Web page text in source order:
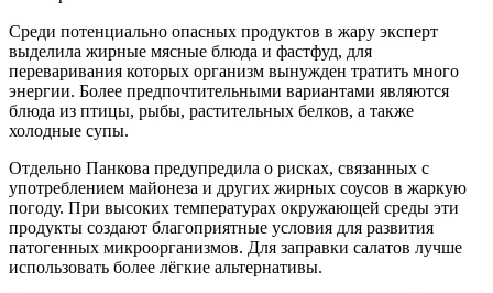
Среди потенциально опасных продуктов в жару эксперт
выделила жирные мясные блюда и фастфуд, для
переваривания которых организм вынужден тратить много
энергии. Более предпочтительными вариантами являются
блюда из птицы, рыбы, растительных белков, а также
холодные супы.
Отдельно Панкова предупредила о рисках, связанных с
употреблением майонеза и других жирных соусов в жаркую
погоду. При высоких температурах окружающей среды эти
продукты создают благоприятные условия для развития
патогенных микроорганизмов. Для заправки салатов лучше
использовать более лёгкие альтернативы.